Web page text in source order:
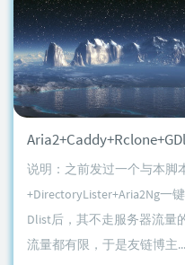
说明：之前发过一个与本脚
+DirectoryLister+Aria2Ng一
Dlist后，其不走服务器流量
流量都有限，于是友链博主...